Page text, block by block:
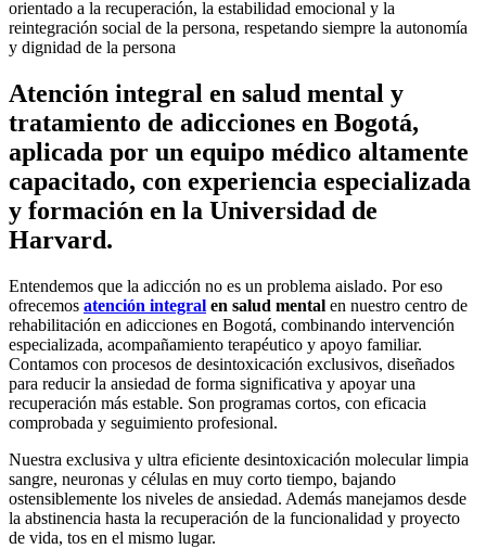
orientado a la recuperación, la estabilidad emocional y la
reintegración social de la persona, respetando siempre la autonomía
y dignidad de la persona
Atención integral en salud mental y
tratamiento de adicciones en Bogotá,
aplicada por un equipo médico altamente
capacitado, con experiencia especializada
y formación en la Universidad de
Harvard.
Entendemos que la adicción no es un problema aislado. Por eso
ofrecemos atención integral en salud mental en nuestro centro de
rehabilitación en adicciones en Bogotá, combinando intervención
especializada, acompañamiento terapéutico y apoyo familiar.
Contamos con procesos de desintoxicación exclusivos, diseñados
para reducir la ansiedad de forma significativa y apoyar una
recuperación más estable. Son programas cortos, con eficacia
comprobada y seguimiento profesional.
Nuestra exclusiva y ultra eficiente desintoxicación molecular limpia
sangre, neuronas y células en muy corto tiempo, bajando
ostensiblemente los niveles de ansiedad. Además manejamos desde
la abstinencia hasta la recuperación de la funcionalidad y proyecto
de vida, tos en el mismo lugar.